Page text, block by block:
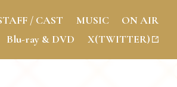
TAFF / CAST MUSIC ON AIR
Blu-ray & DVD X(TWITTER)